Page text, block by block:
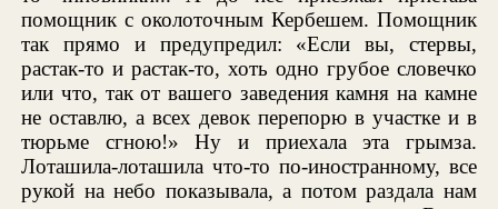
помощник с околоточным Кербешем. Помощник
так прямо и предупредил: «Если вы, стервы,
растак-то и растак-то, хоть одно грубое словечко
или что, так от вашего заведения камня на камне
не оставлю, а всех девок перепорю в участке и в
тюрьме сгною!» Ну и приехала эта грымза.
Лоташила-лоташила что-то по-иностранному, все
рукой на небо показывала, а потом раздала нам